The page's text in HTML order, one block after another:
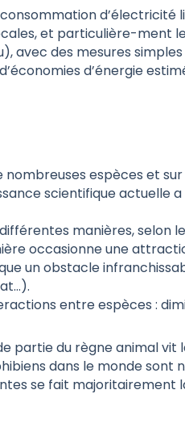
consommation
et particulière-ment
avec des mesures
d’énergie
nombreuses espèces et
scientifique
manières, selon
occasionne une
un obstacle
entre espèces :
partie du règne animal
dans le monde sont
se fait